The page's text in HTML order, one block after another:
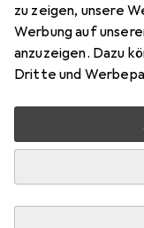
zu zeigen, unsere
Werbung auf
anzuzeigen. Dazu
Dritte und
15
Bewertungen
Zwischen Mi,
Mehr als 10
Lieferort